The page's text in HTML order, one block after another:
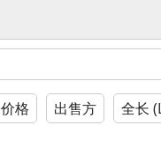
价格 出售方 全长